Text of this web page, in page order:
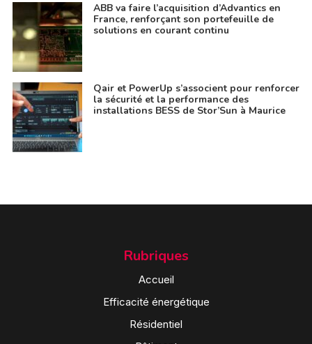
ABB va faire l’acquisition d’Advantics en
France, renforçant son portefeuille de
solutions en courant continu
Qair et PowerUp s’associent pour renforcer
la sécurité et la performance des
installations BESS de Stor’Sun à Maurice
Rubriques
Accueil
Efficacité énergétique
Résidentiel